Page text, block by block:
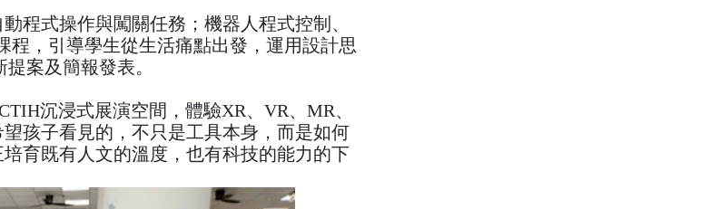
程式操作與闖關任務；機器人程式控制、
，引導學生從生活痛點出發，運用設計思
案及簡報發表。
沉浸式展演空間，體驗XR、VR、MR、
孩子看見的，不只是工具本身，而是如何
育既有人文的溫度，也有科技的能力的下